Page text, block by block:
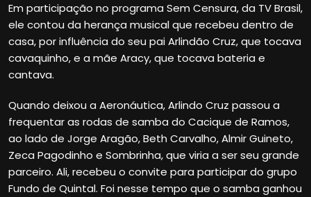
Em participação no programa Sem Censura, da TV Brasil,
ele contou da herança musical que recebeu dentro de
casa, por influência do seu pai Arlindão Cruz, que tocava
cavaquinho, e a mãe Aracy, que tocava bateria e
cantava.
Quando deixou a Aeronáutica, Arlindo Cruz passou a
frequentar as rodas de samba do Cacique de Ramos,
ao lado de Jorge Aragão, Beth Carvalho, Almir Guineto,
Zeca Pagodinho e Sombrinha, que viria a ser seu grande
parceiro. Ali, recebeu o convite para participar do grupo
Fundo de Quintal. Foi nesse tempo que o samba ganhou